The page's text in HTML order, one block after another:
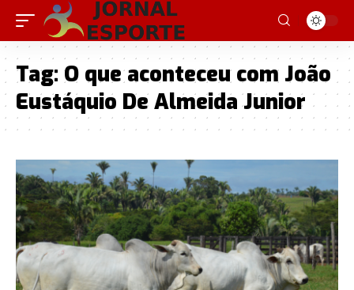
Tag: O que aconteceu com João
Eustáquio De Almeida Junior